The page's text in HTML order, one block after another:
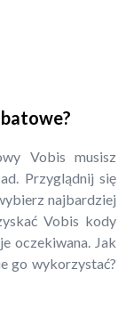
Vobis musisz
Przyglądnij się
najbardziej
Vobis kody
oczekiwana. Jak
go wykorzystać?